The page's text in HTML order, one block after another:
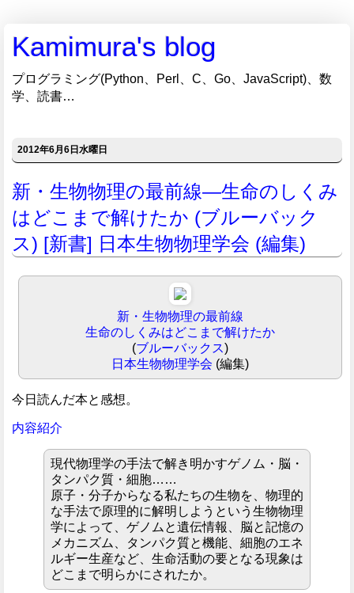
Kamimura's blog
プログラミング(Python、Perl、C、Go、JavaScript)、数
学、読書…
2012年6月6日水曜日
新・生物物理の最前線―生命のしくみ
はどこまで解けたか (ブルーバック
ス) [新書] 日本生物物理学会 (編集)
新・生物物理の最前線
生命のしくみはどこまで解けたか
(ブルーバックス)
日本生物物理学会 (編集)
今日読んだ本と感想。
内容紹介
現代物理学の手法で解き明かすゲノム・脳・
タンパク質・細胞……
原子・分子からなる私たちの生物を、物理的
な手法で原理的に解明しようという生物物理
学によって、ゲノムと遺伝情報、脳と記憶の
メカニズム、タンパク質と機能、細胞のエネ
ルギー生産など、生命活動の要となる現象は
どこまで明らかにされたか。